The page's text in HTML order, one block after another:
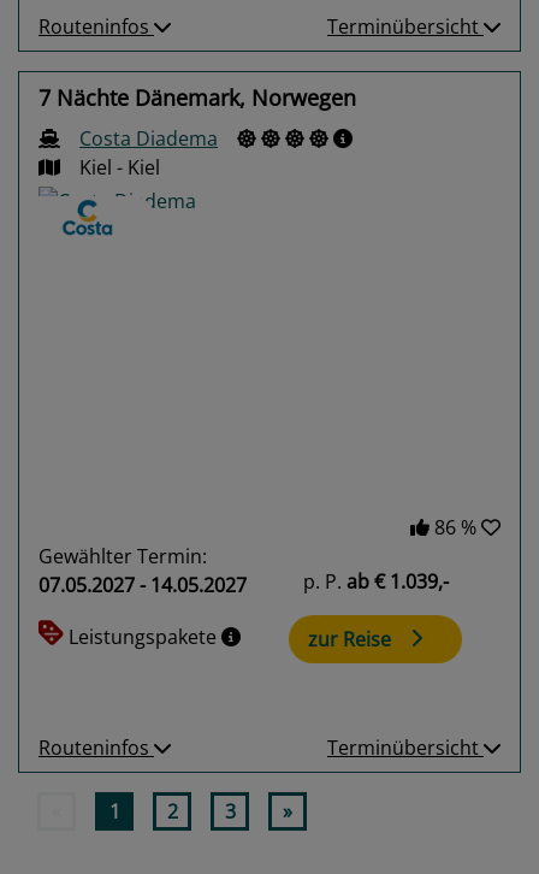
Routeninfos Terminübersicht
7 Nächte Dänemark, Norwegen
Costa Diadema
Kiel - Kiel
86 %
Gewählter Termin:
07.05.2027 - 14.05.2027
Leistungspakete
p. P. ab€ 1.039,-
zur Reise
Routeninfos Terminübersicht
1 2 3 »